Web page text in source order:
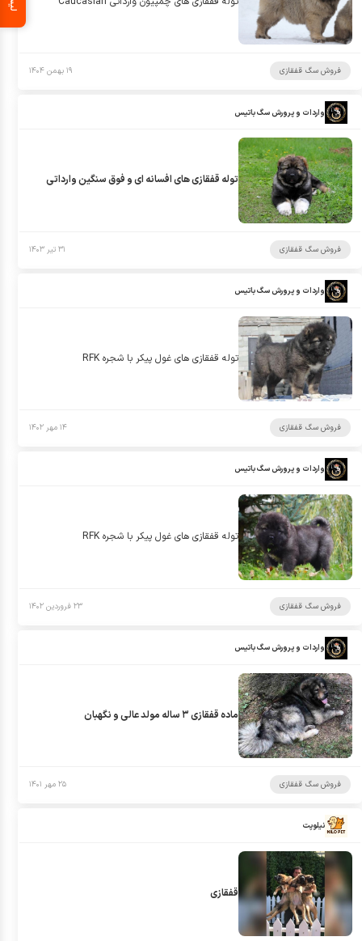
فروش سگ قفقازی ۱۹ بهمن ۱۴۰۴
واردات و پرورش سگ باتیس
توله قفقازى هاى افسانه اى و فوق سنگين وارداتى
فروش سگ قفقازی ۳۱ تیر ۱۴۰۳
واردات و پرورش سگ باتیس
توله قفقازى هاى غول پيكر با شجره RFK
فروش سگ قفقازی ۱۴ مهر ۱۴۰۲
واردات و پرورش سگ باتیس
توله قفقازى هاى غول پيكر با شجره RFK
فروش سگ قفقازی ۲۳ فروردین ۱۴۰۲
واردات و پرورش سگ باتیس
ماده قفقازى ٣ ساله مولد عالى و نگهبان
فروش سگ قفقازی ۲۵ مهر ۱۴۰۱
نیلوپت
قفقازی